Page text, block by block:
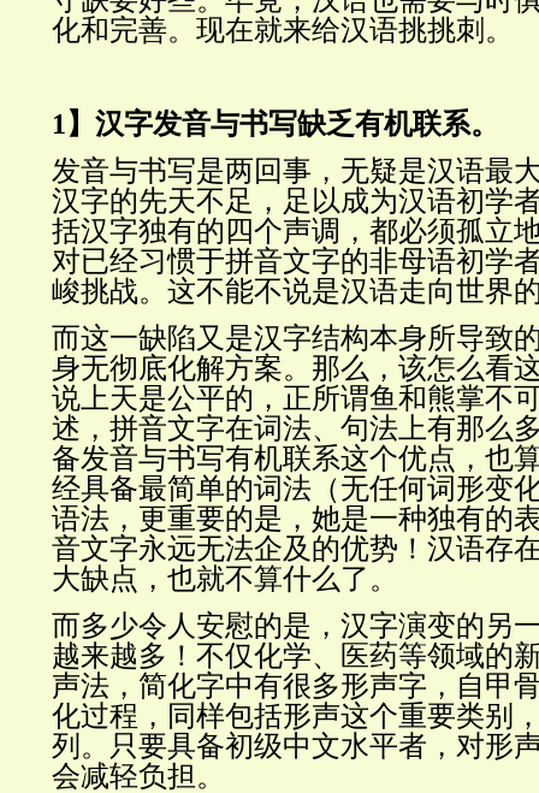
化和完善。现在就来给汉语挑挑刺。
1】汉字发音与书写缺乏有机联系。
发音与书写是两回事，无疑是汉语最
汉字的先天不足，足以成为汉语初学
括汉字独有的四个声调，都必须孤立
对已经习惯于拼音文字的非母语初学
峻挑战。这不能不说是汉语走向世界
而这一缺陷又是汉字结构本身所导致
身无彻底化解方案。那么，该怎么看
说上天是公平的，正所谓鱼和熊掌不
述，拼音文字在词法、句法上有那么
备发音与书写有机联系这个优点，也
经具备最简单的词法（无任何词形变
语法，更重要的是，她是一种独有的
音文字永远无法企及的优势！汉语存
大缺点，也就不算什么了。
而多少令人安慰的是，汉字演变的另
越来越多！不仅化学、医药等领域的
声法，简化字中有很多形声字，自甲
化过程，同样包括形声这个重要类别
列。只要具备初级中文水平者，对形
会减轻负担。